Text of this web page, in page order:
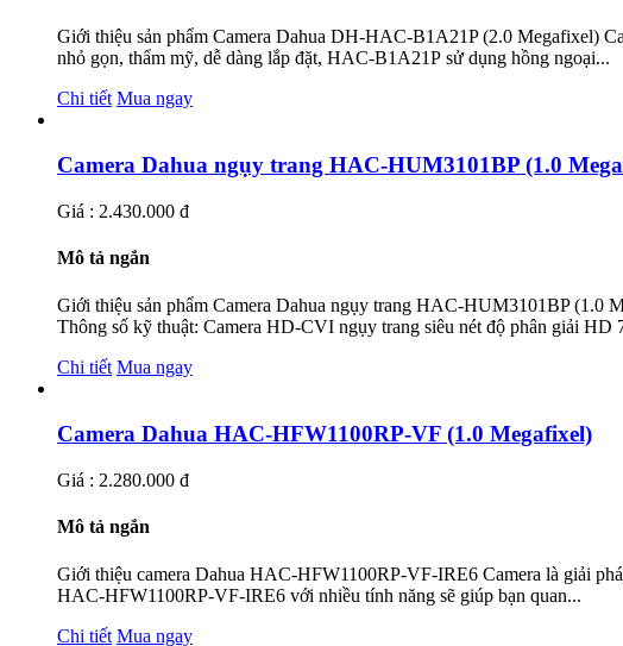
Giới thiệu sản phẩm Camera Dahua DH-HAC-B1A21P (2.0 Megafixel)
nhỏ gọn, thẩm mỹ, dễ dàng lắp đặt, HAC-B1A21P sử dụng hồng ngoại...
Chi tiết Mua ngay
Camera Dahua ngụy trang HAC-HUM3101BP (1.0
Giá : 2.430.000 đ
Mô tả ngắn
Giới thiệu sản phẩm Camera Dahua ngụy trang HAC-HUM3101BP (1.0
Thông số kỹ thuật: Camera HD-CVI ngụy trang siêu nét độ phân giải HD
Chi tiết Mua ngay
Camera Dahua HAC-HFW1100RP-VF (1.0 Megafixel)
Giá : 2.280.000 đ
Mô tả ngắn
Giới thiệu camera Dahua HAC-HFW1100RP-VF-IRE6 Camera là giải
HAC-HFW1100RP-VF-IRE6 với nhiều tính năng sẽ giúp bạn quan...
Chi tiết Mua ngay